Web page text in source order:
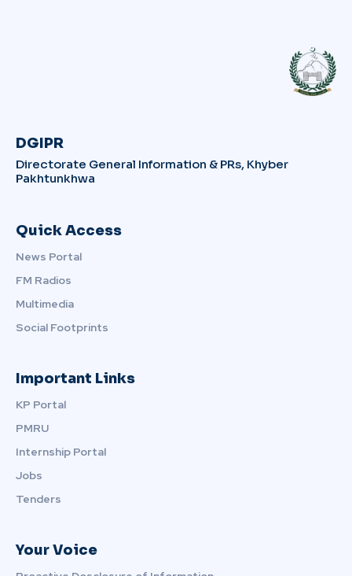
DGIPR
Directorate General Information & PRs, Khyber
Pakhtunkhwa
Quick Access
News Portal
FM Radios
Multimedia
Social Footprints
Important Links
KP Portal
PMRU
Internship Portal
Jobs
Tenders
Your Voice